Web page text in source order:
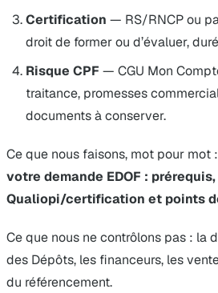
Certification — RS/RNCP ou
droit de former ou d’évaluer,
Risque CPF — CGU Mon
traitance, promesses
documents à conserver.
Ce que nous faisons, mot pour mot :
votre demande EDOF :
Qualiopi/certification et points
Ce que nous ne contrôlons pas : la
des Dépôts, les financeurs, les
du référencement.